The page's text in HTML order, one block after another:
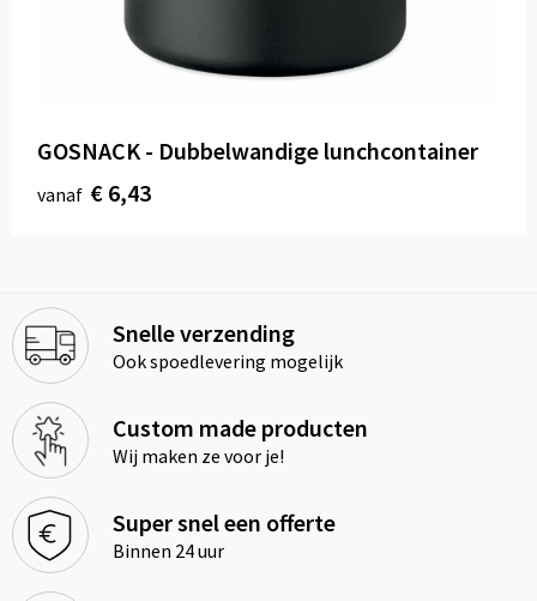
GOSNACK - Dubbelwandige lunchcontainer
vanaf € 6,43
Snelle verzending
Ook spoedlevering mogelijk
Custom made producten
Wij maken ze voor je!
Super snel een offerte
Binnen 24 uur